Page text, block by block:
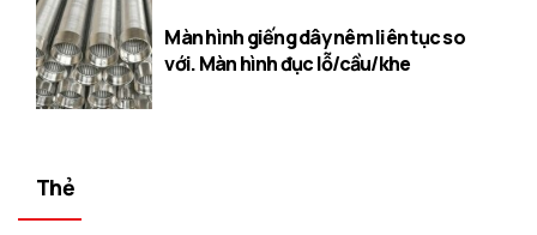
Màn hình giếng dây nêm liên tục so
với. Màn hình đục lỗ/cầu/khe
Thẻ